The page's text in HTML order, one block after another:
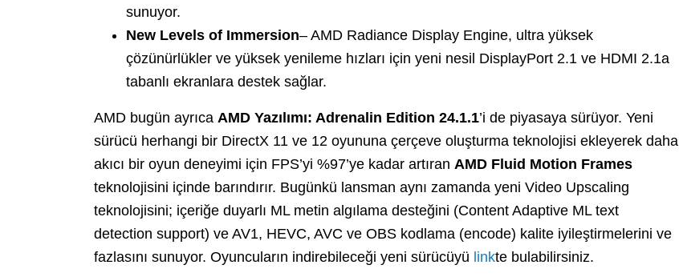
sunuyor.
New Levels of Immersion– AMD Radiance Display Engine, ultra yüksek
çözünürlükler ve yüksek yenileme hızları için yeni nesil DisplayPort 2.1 ve HDMI 2.1a
tabanlı ekranlara destek sağlar.
AMD bugün ayrıca AMD Yazılımı: Adrenalin Edition 24.1.1’i de piyasaya sürüyor. Yeni
sürücü herhangi bir DirectX 11 ve 12 oyununa çerçeve oluşturma teknolojisi ekleyerek daha
akıcı bir oyun deneyimi için FPS’yi %97’ye kadar artıran AMD Fluid Motion Frames
teknolojisini içinde barındırır. Bugünkü lansman aynı zamanda yeni Video Upscaling
teknolojisini; içeriğe duyarlı ML metin algılama desteğini (Content Adaptive ML text
detection support) ve AV1, HEVC, AVC ve OBS kodlama (encode) kalite iyileştirmelerini ve
fazlasını sunuyor. Oyuncuların indirebileceği yeni sürücüyü linkte bulabilirsiniz.